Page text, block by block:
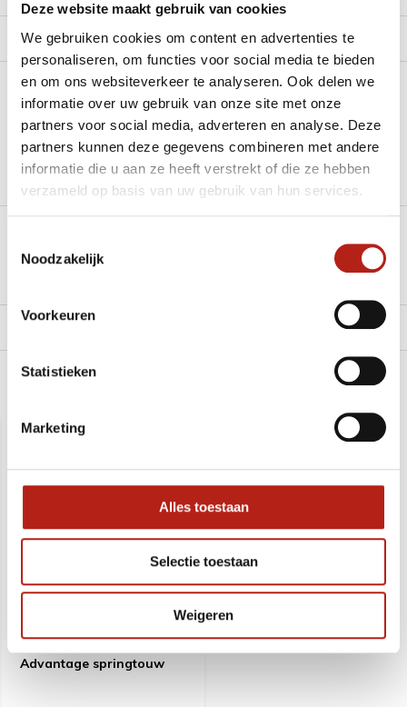
Deze website maakt gebruik van cookies
We gebruiken cookies om content en advertenties te
personaliseren, om functies voor social media te bieden
en om ons websiteverkeer te analyseren. Ook delen we
informatie over uw gebruik van onze site met onze
partners voor social media, adverteren en analyse. Deze
partners kunnen deze gegevens combineren met andere
informatie die u aan ze heeft verstrekt of die ze hebben
verzameld op basis van uw gebruik van hun services.
Noodzakelijk
Voorkeuren
Statistieken
Marketing
Alles toestaan
Selectie toestaan
Weigeren
Product tags
Heb je een vraag over dit product?
Stel je vraag in de Chat voor een snel antwoord 24/7
Stel je vraag
Groot aantal nodig?
Advantage springtouw